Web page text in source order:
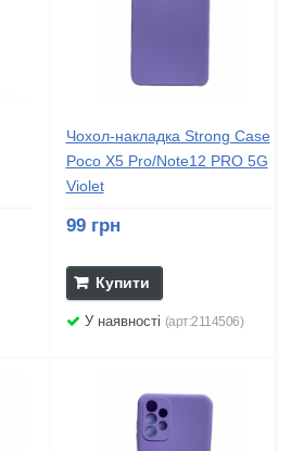
Чохол-накладка Strong Case
Poco X5 Pro/Note12 PRO 5G
Violet
99 грн
Купити
У наявності (арт:2114506)